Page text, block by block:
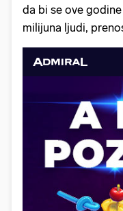
da bi se ove
milijuna ljudi,